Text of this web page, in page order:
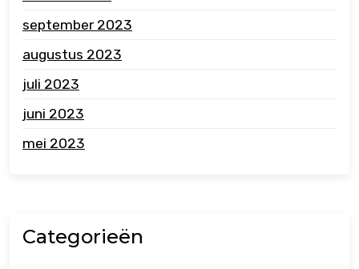
september 2023
augustus 2023
juli 2023
juni 2023
mei 2023
Categorieën